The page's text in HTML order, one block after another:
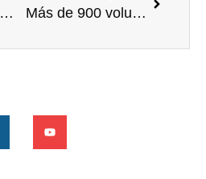
Atresmedia promueve el voluntariado a través de la campaña ‘Activa tu voluntad’ Más de 900 voluntarios de Orange y personas con discapacidad participan en los II Juegos Olímpicos Solidarios